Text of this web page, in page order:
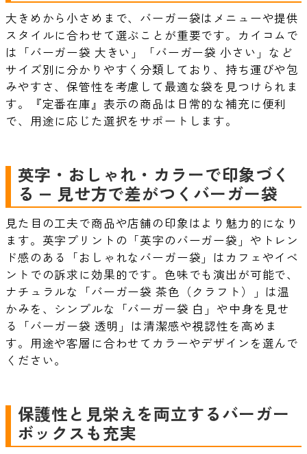
大きめから小さめまで、バーガー袋はメニューや提供
スタイルに合わせて選ぶことが重要です。カイコムで
は「バーガー袋 大きい」「バーガー袋 小さい」など
サイズ別に分かりやすく分類しており、持ち運びや包
みやすさ、保管性を考慮して最適な袋を見つけられま
す。『定番在庫』表示の商品は日常的な補充に便利
で、用途に応じた選択をサポートします。
英字・おしゃれ・カラーで印象づく
る — 見せ方で差がつくバーガー袋
見た目の工夫で商品や店舗の印象はより魅力的になり
ます。英字プリントの「英字のバーガー袋」やトレン
ド感のある「おしゃれなバーガー袋」はカフェやイベ
ントでの訴求に効果的です。色味でも演出が可能で、
ナチュラルな「バーガー袋 茶色（クラフト）」は温
かみを、シンプルな「バーガー袋 白」や中身を見せ
る「バーガー袋 透明」は清潔感や視認性を高めま
す。用途や客層に合わせてカラーやデザインを選んで
ください。
保護性と見栄えを両立するバーガー
ボックスも充実